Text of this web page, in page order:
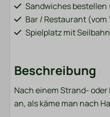
Sandwiches bestellen
Bar / Restaurant (vom
Spielplatz mit
Ladestationen für
Sportplatz (Fußball,
Waschmaschine und
Beschreibung
Nach einem Strand-
an, als käme man nach